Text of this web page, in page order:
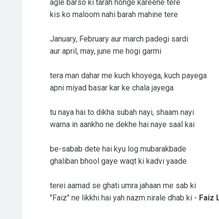
agle barso ki tarah honge kareene tere
kis ko maloom nahi barah mahine tere
January, February aur march padegi sardi
aur april, may, june me hogi garmi
tera man dahar me kuch khoyega, kuch payega
apni miyad basar kar ke chala jayega
tu naya hai to dikha subah nayi, shaam nayi
warna in aankho ne dekhe hai naye saal kai
be-sabab dete hai kyu log mubarakbade
ghaliban bhool gaye waqt ki kadvi yaade
terei aamad se ghati umra jahaan me sab ki
"Faiz" ne likkhi hai yah nazm nirale dhab ki - Faiz